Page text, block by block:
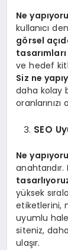
Ne
kullanıcı
görsel
ve hedef
Siz ne
daha kolay
oranlarınızı
SEO
Ne
anahtarıdır.
yüksek
etiketlerini,
uyumlu
siteniz,
ulaşır.